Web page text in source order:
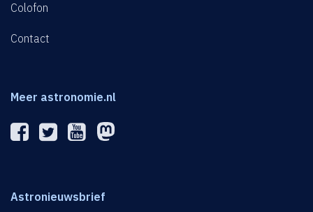
Colofon
Contact
Meer astronomie.nl
Astronieuwsbrief